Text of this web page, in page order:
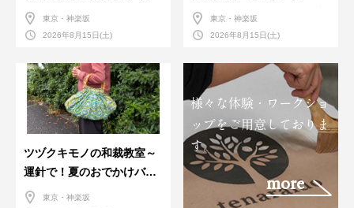
東京・神楽坂
2026年8月15日(土)
人さんに教わる＜握りの練
習会＞８月
東京・神楽坂
2026年8月15日(土)
ツヅクキモノの和裁教室～
運針で！夏のおでかけバン
ダナバッグづくり～
東京・神楽坂
様々な体験・ワークショ
ップをご用意しておりま
す。
more